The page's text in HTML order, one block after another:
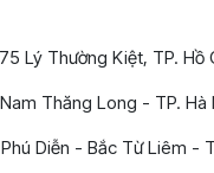
Lý Thường Kiệt, TP. Hồ
Thăng Long - TP. Hà
Diễn - Bắc Từ Liêm -